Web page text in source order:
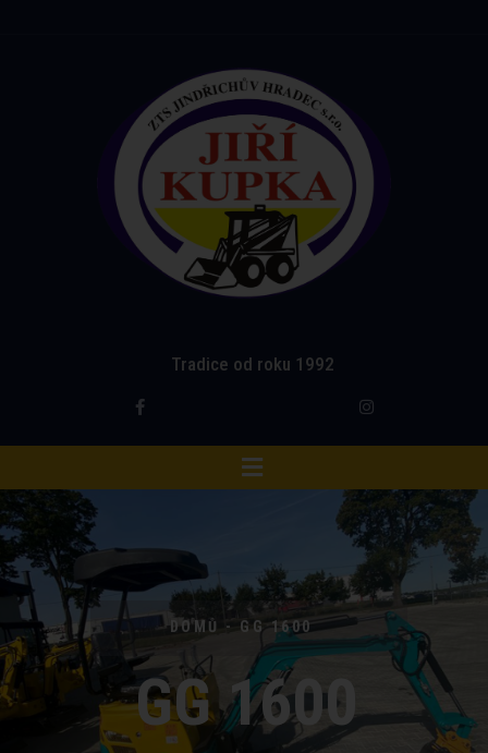
Tradice od roku 1992
DOMŮ - GG 1600
GG 1600